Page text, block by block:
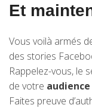
Et
Vous voilà armés
des stories
Rappelez-vous, le
de votre audience
Faites preuve